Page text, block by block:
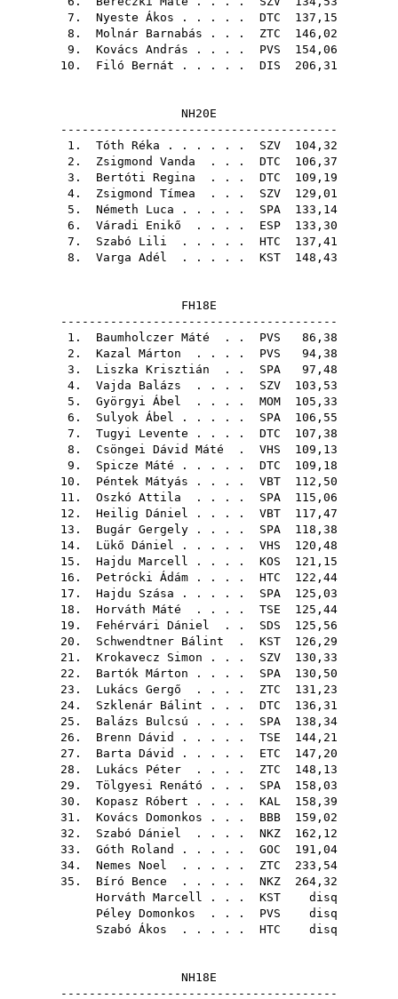
7. Nyeste Ákos . . . . . DTC 137,15
8. Molnár Barnabás . . . ZTC 146,02
9. Kovács András . . . . PVS 154,06
10. Filó Bernát . . . . . DIS 206,31
NH20E
---------------------------------------
1. Tóth Réka . . . . . . SZV 104,32
2. Zsigmond Vanda . . . DTC 106,37
3. Bertóti Regina . . . DTC 109,19
4. Zsigmond Tímea . . . SZV 129,01
5. Németh Luca . . . . . SPA 133,14
6. Váradi Enikő . . . . ESP 133,30
7. Szabó Lili . . . . . HTC 137,41
8. Varga Adél . . . . . KST 148,43
FH18E
---------------------------------------
1. Baumholczer Máté . . PVS 86,38
2. Kazal Márton . . . . PVS 94,38
3. Liszka Krisztián . . SPA 97,48
4. Vajda Balázs . . . . SZV 103,53
5. Györgyi Ábel . . . . MOM 105,33
6. Sulyok Ábel . . . . . SPA 106,55
7. Tugyi Levente . . . . DTC 107,38
8. Csöngei Dávid Máté . VHS 109,13
9. Spicze Máté . . . . . DTC 109,18
10. Péntek Mátyás . . . . VBT 112,50
11. Oszkó Attila . . . . SPA 115,06
12. Heilig Dániel . . . . VBT 117,47
13. Bugár Gergely . . . . SPA 118,38
14. Lükő Dániel . . . . . VHS 120,48
15. Hajdu Marcell . . . . KOS 121,15
16. Petrócki Ádám . . . . HTC 122,44
17. Hajdu Szása . . . . . SPA 125,03
18. Horváth Máté . . . . TSE 125,44
19. Fehérvári Dániel . . SDS 125,56
20. Schwendtner Bálint . KST 126,29
21. Krokavecz Simon . . . SZV 130,33
22. Bartók Márton . . . . SPA 130,50
23. Lukács Gergő . . . . ZTC 131,23
24. Szklenár Bálint . . . DTC 136,31
25. Balázs Bulcsú . . . . SPA 138,34
26. Brenn Dávid . . . . . TSE 144,21
27. Barta Dávid . . . . . ETC 147,20
28. Lukács Péter . . . . ZTC 148,13
29. Tölgyesi Renátó . . . SPA 158,03
30. Kopasz Róbert . . . . KAL 158,39
31. Kovács Domonkos . . . BBB 159,02
32. Szabó Dániel . . . . NKZ 162,12
33. Góth Roland . . . . . GOC 191,04
34. Nemes Noel . . . . . ZTC 233,54
35. Bíró Bence . . . . . NKZ 264,32
Horváth Marcell . . . KST disq
Péley Domonkos . . . PVS disq
Szabó Ákos . . . . . HTC disq
NH18E
---------------------------------------